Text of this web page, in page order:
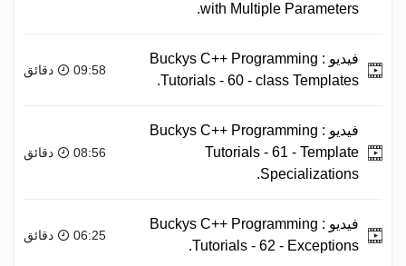
with Multiple Parameters.
فيديو : Buckys C++ Programming
Tutorials - 60 - class Templates.
09:58 دقائق
فيديو : Buckys C++ Programming
Tutorials - 61 - Template
Specializations.
08:56 دقائق
فيديو : Buckys C++ Programming
Tutorials - 62 - Exceptions.
06:25 دقائق